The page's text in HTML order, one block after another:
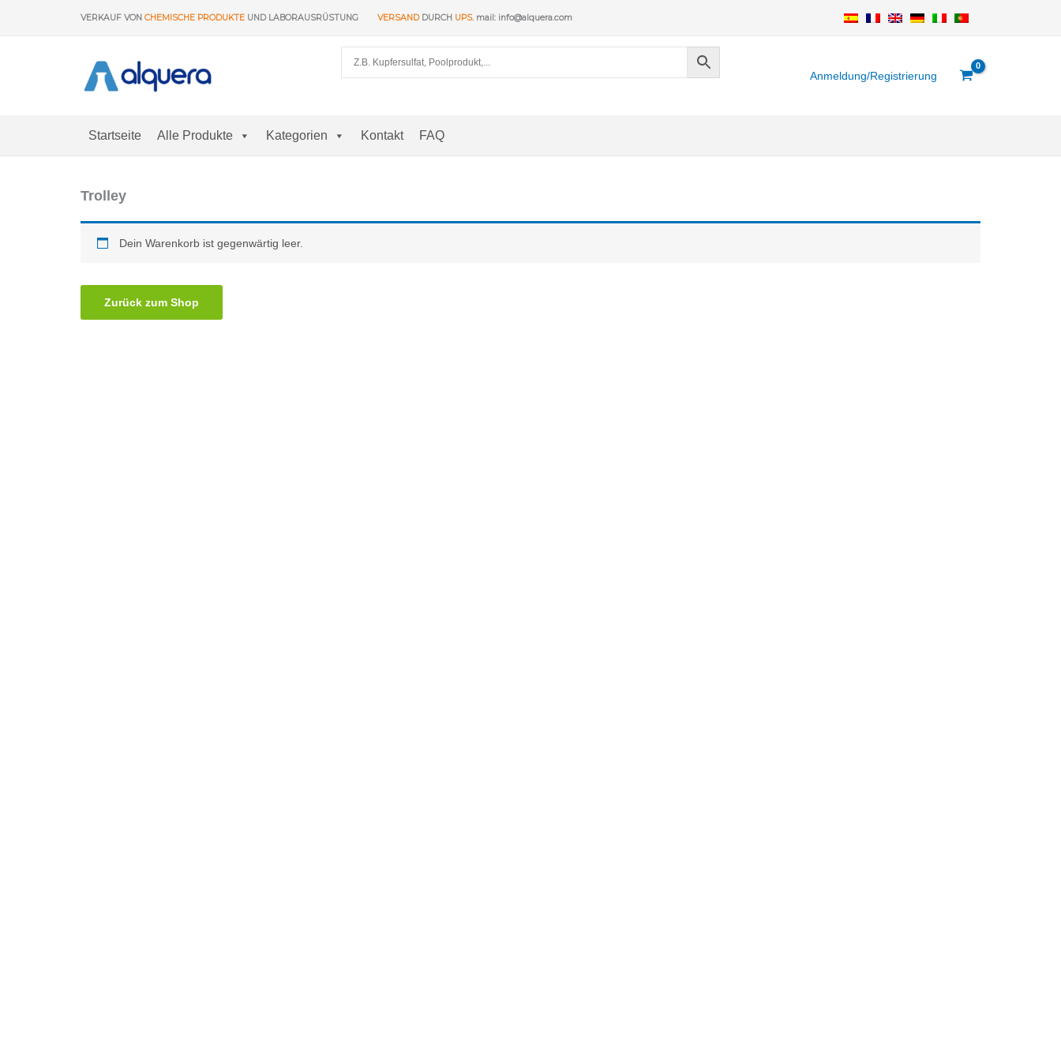
VERKAUF VON CHEMISCHE PRODUKTE UND LABORAUSRÜSTUNG VERSANDDURCH UPS. mail: info@alquera.com
Anmeldung/Registrierung
Startseite Alle Produkte Kategorien Kontakt FAQ
Trolley
Dein Warenkorb ist gegenwärtig leer.
Zurück zum Shop